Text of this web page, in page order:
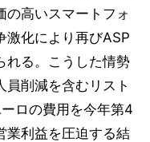
の高いスマートフォ
激化により再びASP
れる。こうした情勢
員削減を含むリスト
ロの費用を今年第4
業利益を圧迫する結